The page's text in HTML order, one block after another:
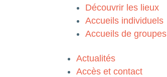
Découvrir les lieux
Accueils individuels
Accueils de groupes
Actualités
Accès et contact